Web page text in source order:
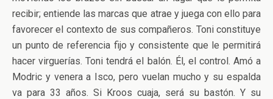
recibir; entiende las marcas que atrae y juega con ello para
favorecer el contexto de sus compañeros. Toni constituye
un punto de referencia fijo y consistente que le permitirá
hacer virguerías. Toni tendrá el balón. Él, el control. Amó a
Modric y venera a Isco, pero vuelan mucho y su espalda
va para 33 años. Si Kroos cuaja, será su bastón. Y su